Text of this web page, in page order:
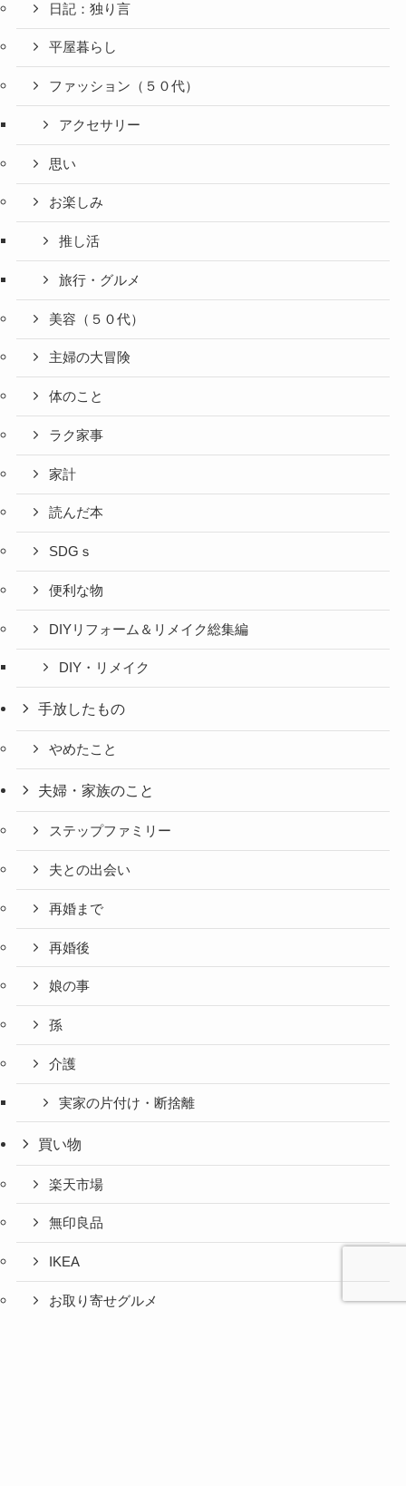
日記：独り言
平屋暮らし
ファッション（５０代）
アクセサリー
思い
お楽しみ
推し活
旅行・グルメ
美容（５０代）
主婦の大冒険
体のこと
ラク家事
家計
読んだ本
SDGｓ
便利な物
DIYリフォーム＆リメイク総集編
DIY・リメイク
手放したもの
やめたこと
夫婦・家族のこと
ステップファミリー
夫との出会い
再婚まで
再婚後
娘の事
孫
介護
実家の片付け・断捨離
買い物
楽天市場
無印良品
IKEA
お取り寄せグルメ